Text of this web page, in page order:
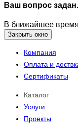
Ваш вопрос задан.
В ближайшее
Закрыть окно
Компания
Оплата и
Сертификаты
Каталог
Услуги
Проекты